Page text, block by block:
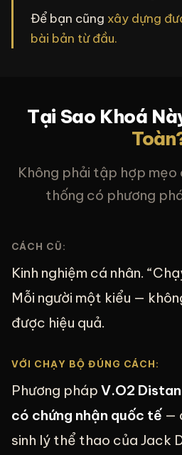
Để bạn cũng xây dựng
bài bản từ đầu.
Tại Sao Khoá
Không phải tập hợp
thống có phương
CÁCH CŨ:
Kinh nghiệm cá nhân.
Mỗi người một kiểu —
được hiệu quả.
VỚI CHẠY BỘ ĐÚNG CÁCH:
Phương pháp V.O2
có chứng nhận quốc tế —
sinh lý thể thao của Jack